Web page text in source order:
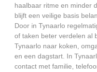
haalbaar ritme en minder
blijft een veilige basis
Door in Tynaarlo
of taken beter verdelen al
Tynaarlo naar koken,
en een dagstart. In
contact met familie,